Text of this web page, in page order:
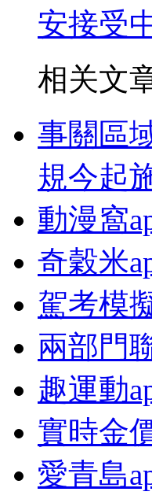
安接受
相关文
事關區
規今起
動漫窩
奇穀米
駕考模
兩部門
趣運動
實時金
愛青島